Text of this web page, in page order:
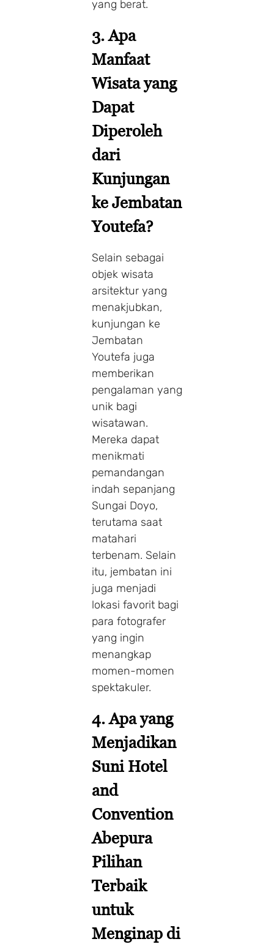
yang berat.
3. Apa
Manfaat
Wisata yang
Dapat
Diperoleh
dari
Kunjungan
ke Jembatan
Youtefa?
Selain sebagai
objek wisata
arsitektur yang
menakjubkan,
kunjungan ke
Jembatan
Youtefa juga
memberikan
pengalaman yang
unik bagi
wisatawan.
Mereka dapat
menikmati
pemandangan
indah sepanjang
Sungai Doyo,
terutama saat
matahari
terbenam. Selain
itu, jembatan ini
juga menjadi
lokasi favorit bagi
para fotografer
yang ingin
menangkap
momen-momen
spektakuler.
4. Apa yang
Menjadikan
Suni Hotel
and
Convention
Abepura
Pilihan
Terbaik
untuk
Menginap di